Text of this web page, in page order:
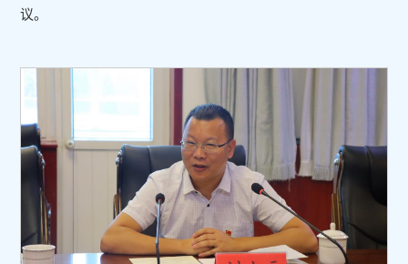
议。